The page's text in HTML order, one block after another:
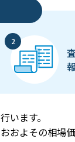
います。
よその相場価